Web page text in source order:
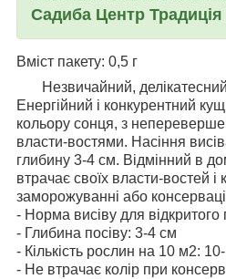
Садиба Центр Традиція
Вміст пакету: 0,5 г
Незвичайний, делікатесний
Енергійний і конкурентний
кольору сонця, з
власти-востями. Насіння
глибину 3-4 см. Відмінний в
втрачає своїх власти-востей і
заморожуванні або
- Норма висіву для відкритого
- Глибина посіву: 3-4 см
- Кількість рослин на 10 м2:
- Не втрачає колір при